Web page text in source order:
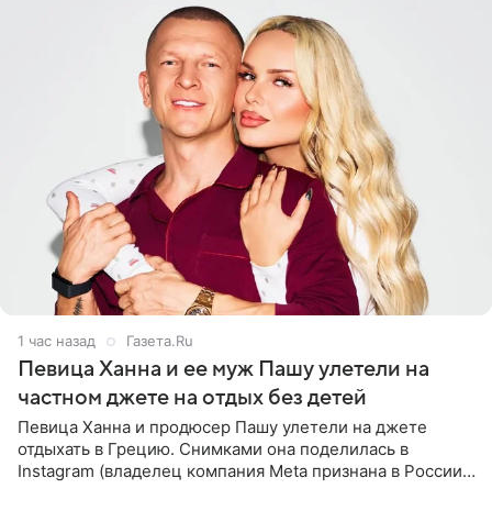
1 час назад Газета.Ru
Певица Ханна и ее муж Пашу улетели на
частном джете на отдых без детей
Певица Ханна и продюсер Пашу улетели на джете
отдыхать в Грецию. Снимками она поделилась в
Instagram (владелец компания Meta признана в России